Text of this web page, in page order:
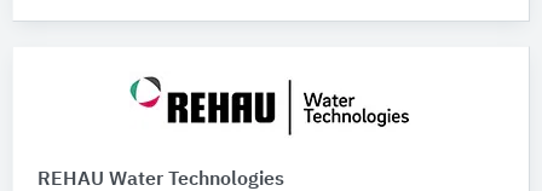
REHAU Water Technologies